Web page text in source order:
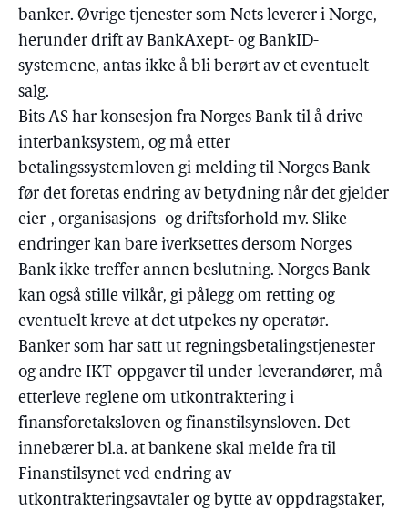
banker. Øvrige tjenester som Nets leverer i Norge,
herunder drift av BankAxept- og BankID-
systemene, antas ikke å bli berørt av et eventuelt
salg.
Bits AS har konsesjon fra Norges Bank til å drive
interbanksystem, og må etter
betalingssystemloven gi melding til Norges Bank
før det foretas endring av betydning når det gjelder
eier-, organisasjons- og driftsforhold mv. Slike
endringer kan bare iverksettes dersom Norges
Bank ikke treffer annen beslutning. Norges Bank
kan også stille vilkår, gi pålegg om retting og
eventuelt kreve at det utpekes ny operatør.
Banker som har satt ut regningsbetalingstjenester
og andre IKT-oppgaver til under-leverandører, må
etterleve reglene om utkontraktering i
finansforetaksloven og finanstilsynsloven. Det
innebærer bl.a. at bankene skal melde fra til
Finanstilsynet ved endring av
utkontrakteringsavtaler og bytte av oppdragstaker,